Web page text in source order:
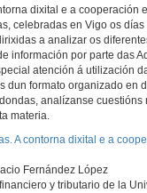
dixital e a cooperación
celebradas en Vigo os días
a analizar os
información por parte das
atención á utilización
dun formato organizado en
analízanse cuestións
materia.
A contorna dixital e a
Fernández López
y tributario de la
20 de out. de 2022
20 de out. de 2022
20 de out. de 2022